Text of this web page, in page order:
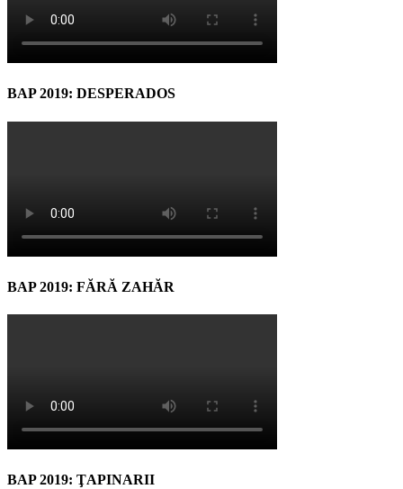
BAP 2019: DESPERADOS
BAP 2019: FĂRĂ ZAHĂR
BAP 2019: ŢAPINARII